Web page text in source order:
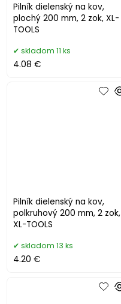
Pilník dielenský na kov,
plochý 200 mm, 2 zok, XL-
TOOLS
skladom 11 ks
4.08 €
Pilník dielenský na kov,
polkruhový 200 mm, 2 zok,
XL-TOOLS
skladom 13 ks
4.20 €